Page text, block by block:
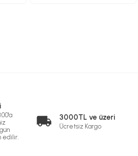
edilir.
3000TL ve üzeri
Ücretsiz Kargo